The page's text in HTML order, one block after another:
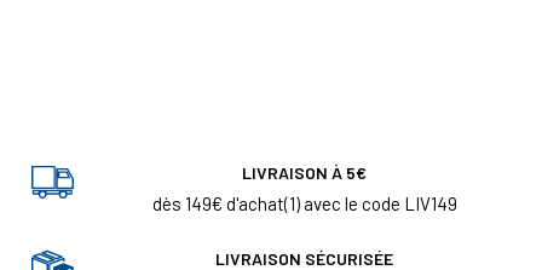
LIVRAISON À 5€
dès 149€ d'achat(1) avec le code LIV149
LIVRAISON SÉCURISÉE